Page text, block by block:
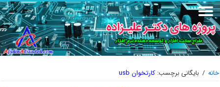
خانه / بایگانی برچسب:کارتخوان usb